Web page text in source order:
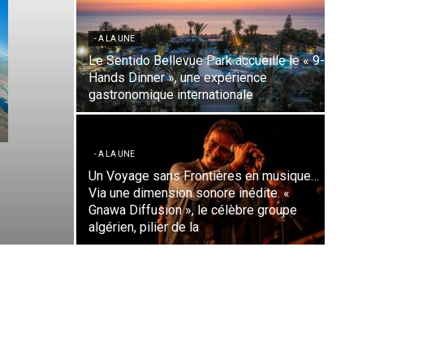
- A LA UNE
L’Aéroport d’Istanbul s’envole vers des
Records historiques de trafic et de
fluidité face aux défis de l’été
- A LA UNE
Aéroport d’Abidjan : 30 ans d’une
concession qui a fait émerger un hub
régional